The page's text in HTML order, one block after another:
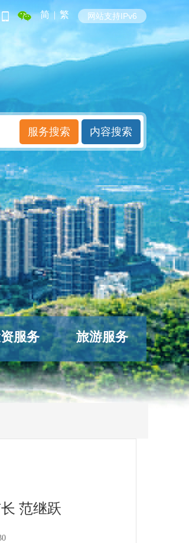
简 | 繁 网站支持IPv6
服务 旅游服务
范继跃